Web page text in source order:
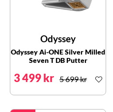
Odyssey
Odyssey Ai-ONE Silver Milled
Seven T DB Putter
3 499 kr 5 699 kr